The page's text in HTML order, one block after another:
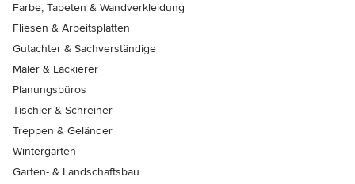
Farbe, Tapeten & Wandverkleidung
Fliesen & Arbeitsplatten
Gutachter & Sachverständige
Maler & Lackierer
Planungsbüros
Tischler & Schreiner
Treppen & Geländer
Wintergärten
Garten- & Landschaftsbau